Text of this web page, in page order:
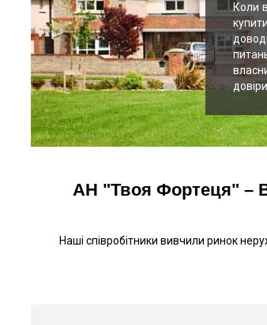
Коли
АН "Твоя Фортеця" –
Наші співробітники вивчили ринок